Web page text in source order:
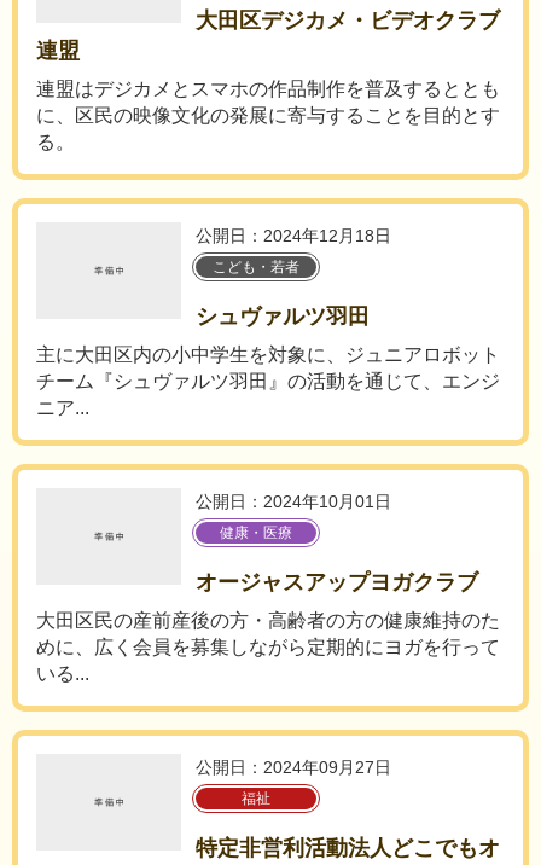
大田区デジカメ・ビデオクラブ
連盟
連盟はデジカメとスマホの作品制作を普及するととも
に、区民の映像文化の発展に寄与することを目的とす
る。
公開日：2024年12月18日
こども・若者
シュヴァルツ羽田
主に大田区内の小中学生を対象に、ジュニアロボット
チーム『シュヴァルツ羽田』の活動を通じて、エンジ
ニア...
公開日：2024年10月01日
健康・医療
オージャスアップヨガクラブ
大田区民の産前産後の方・高齢者の方の健康維持のた
めに、広く会員を募集しながら定期的にヨガを行って
いる...
公開日：2024年09月27日
福祉
特定非営利活動法人どこでもオ